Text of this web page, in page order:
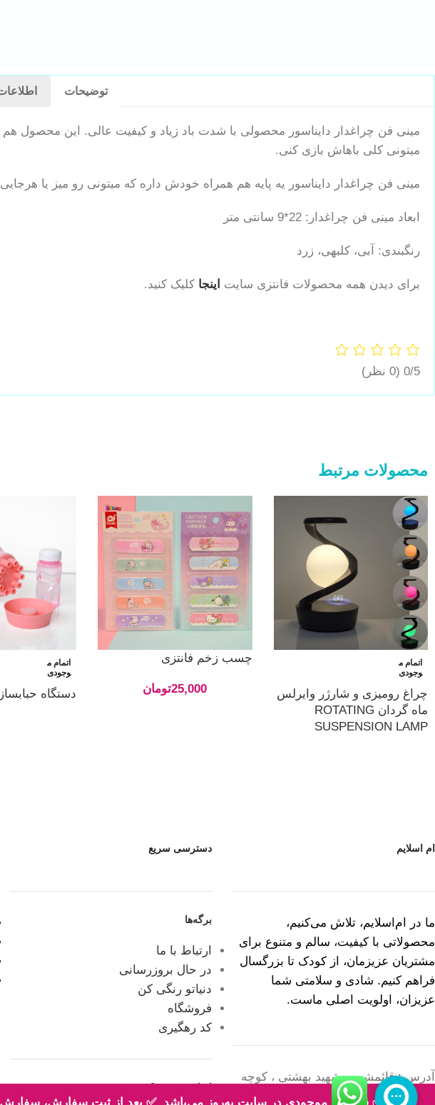
توضیحات
مینی فن چراغدار دایناسور محصولی با شدت باد زیاد و کیفیت عالی. این محصول
میتونی کلی باهاش بازی کنی.
مینی فن چراغدار دایناسور یه پایه هم همراه خودش داره که میتونی رو میز یا
ابعاد مینی فن چراغدار: 22*9 سانتی متر
رنگبندی: آبی، کلبهی، زرد
برای دیدن همه محصولات فانتزی سایت اینجا کلیک کنید.
0/5 (0 نظر)
محصولات مرتبط
اتمام م
وجودی
چراغ رومیزی و شارژر وایرلس
ماه گردان ROTATING
SUSPENSION LAMP
چسب زخم فانتزی
25,000تومان
اتمام م
وجودی
دستگاه
ام اسلایم
ما در ام‌اسلایم، تلاش می‌کنیم،
محصولاتی با کیفیت، سالم و متنوع برای
مشتریان عزیزمان، از کودک تا بزرگسال
فراهم کنیم. شادی و سلامتی شما
عزیزان، اولویت اصلی ماست.
آدرس : قائمشهر ، شهید بهشتی ، کوچه
لاله 10 ، پلاک 33
دسترسی سریع
برگه‌ها
ارتباط با ما
در حال بروزرسانی
دنیاتو رنگی کن
فروشگاه
کد رهگیری
اسلایم چیست؟